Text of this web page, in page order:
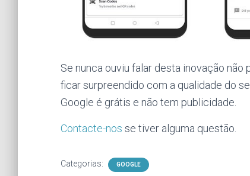
Se nunca ouviu falar desta inovação
ficar surpreendido com a qualidade do
Google é grátis e não tem publicidade.
Contacte-nos se tiver alguma questão.
Categorias: GOOGLE